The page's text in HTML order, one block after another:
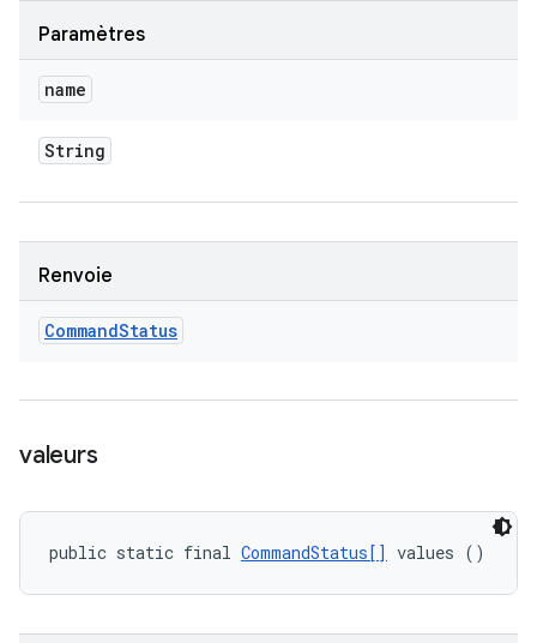
Paramètres
name
String
Renvoie
CommandStatus
valeurs
public static final CommandStatus[] values ()